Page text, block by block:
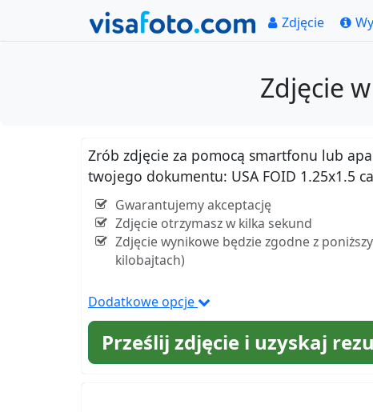
Zdjęcie
Zdjęcie
Zrób zdjęcie za pomocą smartfonu lub
twojego dokumentu: USA FOID 1.25x1.5
Gwarantujemy akceptację
Zdjęcie otrzymasz w kilka sekund
Zdjęcie wynikowe będzie zgodne z
kilobajtach)
Dodatkowe opcje
Prześlij zdjęcie i uzyskaj